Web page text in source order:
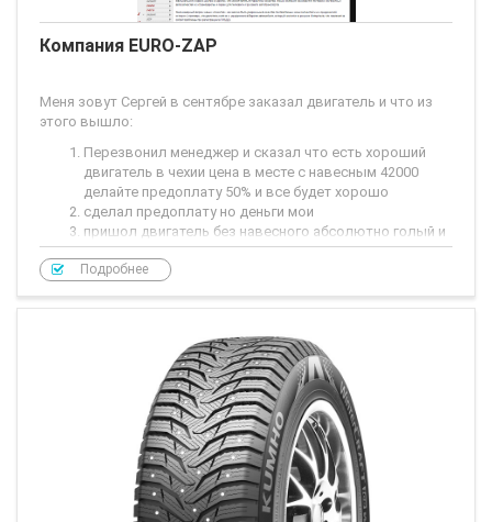
Компания EURO-ZAP
Меня зовут Сергей в сентябре заказал двигатель и что из
этого вышло:
Перезвонил менеджер и сказал что есть хороший
двигатель в чехии цена в месте с навесным 42000
делайте предоплату 50% и все будет хорошо
сделал предоплату но деньги мои
пришол двигатель без навесного абсолютно голый и
даже колнвал не
Подробнее